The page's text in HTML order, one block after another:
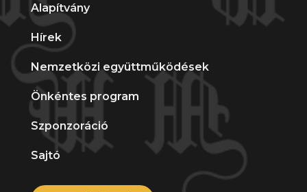
Alapítvány
Hírek
Nemzetközi együttműködések
Önkéntes program
Szponzoráció
Sajtó